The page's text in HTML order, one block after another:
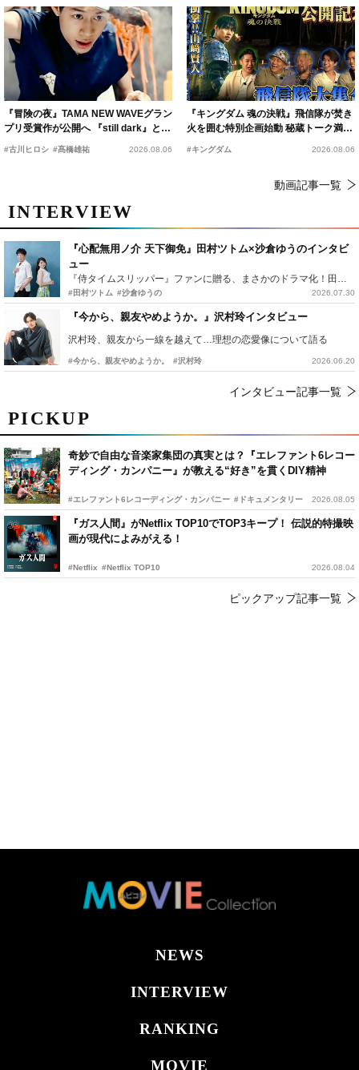
PICKUP
奇妙で自由な音楽家集団の真実とは？『エレファント6レコー
ディング・カンパニー』が教える“好き”を貫くDIY精神
#エレファント6レコーディング・カンパニー #ドキュメンタリー 2026.08.05
『ガス人間』がNetflix TOP10でTOP3キープ！ 伝説的特撮映
画が現代によみがえる！
#Netflix #Netflix TOP10 2026.08.04
ピックアップ記事一覧
『冒険の夜』TAMA NEW WAVEグラン
プリ受賞作が公開へ 『still dark』と同
#古川ヒロシ #髙橋雄祐 2026.08.06
『キングダム 魂の決戦』飛信隊が焚き
火を囲む特別企画始動 秘蔵トーク満載
#キングダム 2026.08.06
動画記事一覧
INTERVIEW
『心配無用ノ介 天下御免』田村ツトム×沙倉ゆうのインタビ
ュー
『侍タイムスリッパー』ファンに贈る、まさかのドラマ化！田村ツトム×沙倉ゆうのが語る『心配無用ノ介』撮影秘話
#田村ツトム #沙倉ゆうの 2026.07.30
『今から、親友やめようか。』沢村玲インタビュー
沢村玲、親友から一線を越えて…理想の恋愛像について語る
#今から、親友やめようか。 #沢村玲 2026.06.20
インタビュー記事一覧
NEWS
INTERVIEW
RANKING
MOVIE